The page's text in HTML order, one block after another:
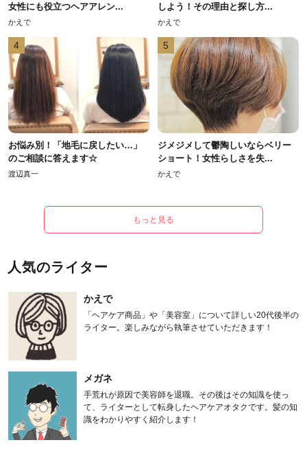
女性にも役立つヘアアレン...
かえで
しよう！その理由と探し方...
かえで
4
お悩み別！「地毛に戻したい…」
のご相談に答えます☆
渡辺真一
5
ジメジメして鬱陶しいならベリー
ショート！女性らしさを失...
かえで
もっと見る
人気のライター
かえで
「ヘアケア商品」や「美容室」について詳しい20代後半の
ライター。楽しみながら執筆させていただきます！
メガネ
手荒れが原因で美容師を退職。その後はその知識を使っ
て、ライターとして転身したヘアケアオタクです。髪の知
識をわかりやすく紹介します！